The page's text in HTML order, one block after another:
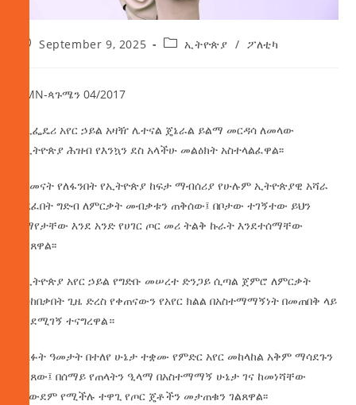
September 9, 2025 ኢትዮጵያ / ፖለቲካ
AMN-ጳጉሜን 04/2017
የኢፌዴሪ አየር ኃይል አዛዥ ሌተናል ጄኔራል ይልማ መርዳሳ ለመላው
የኢትዮጵያ ሕዝብ የእንኳን ደስ አላችሁ መልዕክት አስተላልፈዋል፡፡
ለዘመናት የለፋንበት የኢትዮጵያ ከፍታ ማብሰሪያ የሁሉም ኢትዮጵያዊ አሻራ
ያረፈበት ግድብ ለምርቃት መብቃቱን ጠቅሰው፤ በቦታው ተገኝተው ይህን
በማየታቸው እንደ አንድ የሀገር ጦር መሪ ትልቅ ኩራት እንደተሰማቸው
ገልጸዋል፡፡
የኢትዮጵያ አየር ኃይል የግድቡ መሠረተ ድንጋይ ሲጣል ጀምሮ ለምርቃት
እስከበቃበት ጊዜ ድረስ የቀጠናውን የአየር ክልል በአስተማማኝነት በመጠበቅ ላይ
እንደሚገኝ ተናግረዋል።
ካለፉት ዓመታት በተለየ ሁኔታ ተቋሙ የምድር አየር መከላከል አቅም ማሳደጉን
ገልጸው፤ በሰማይ የጠላትን ዒላማ በአስተማማኝ ሁኔታ ገና ከመነሻቸው
ማውደም የሚችሉ ተዋጊ የጦር ጄቶችን መታጠቁን ገልጸዋል፡፡